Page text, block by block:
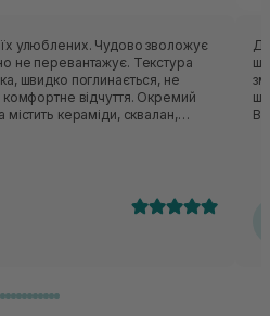
улюблених. Чудово зволожує
не перевантажує. Текстура
комфортне відчуття. Окремий
кераміди, сквалан,